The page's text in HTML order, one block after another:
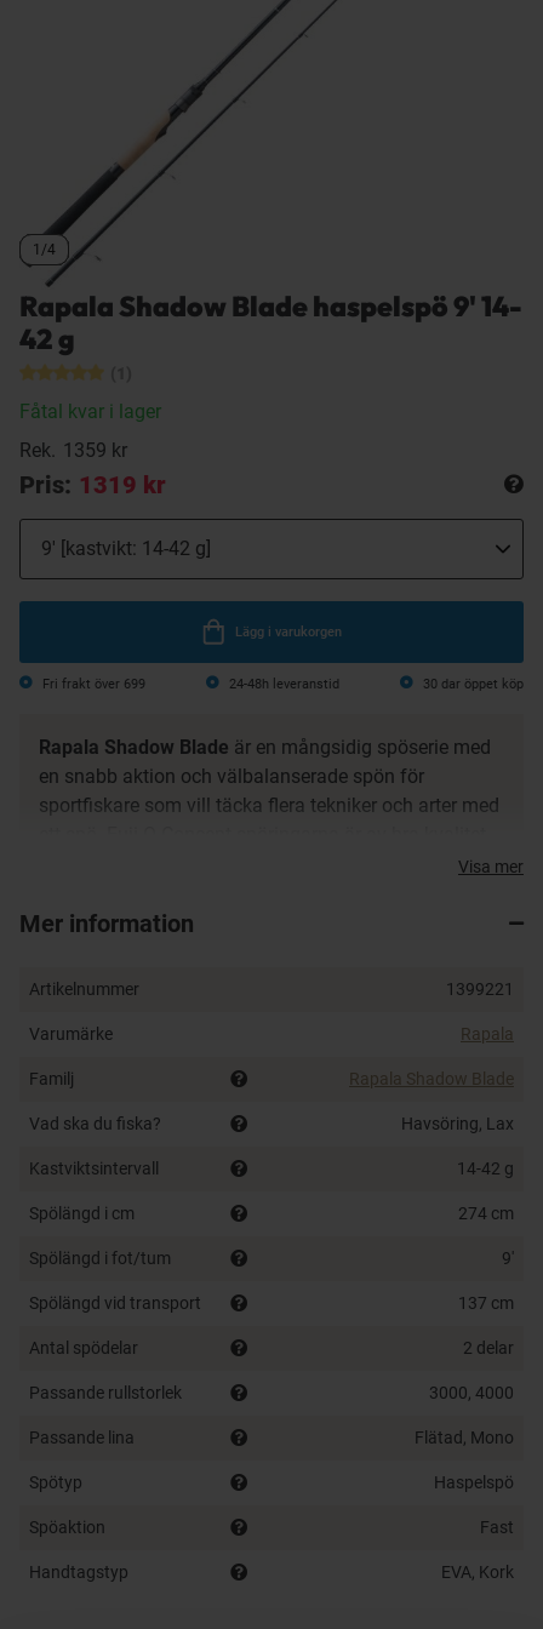
1/4
1/4
1/4
1/4
Rapala Shadow Blade haspelspö 9' 14-
42 g
Fåtal kvar i lager
Rek. 1359 kr
Pris: 1319 kr
Lägg i varukorgen
Fri frakt över 699 24-48h leveranstid 30 dar öppet köp
Rapala Shadow Blade är en mångsidig spöserie med
en snabb aktion och välbalanserade spön för
sportfiskare som vill täcka flera tekniker och arter med
och ger längre kast. Rullfästet i aluminium överför
känner exakt vad som händer långt därute. Shadow
känsla utan att du behöver tömma bankkontot.
Spinning Series
Klinga: High Modul Carbon
Aktion: Snabb
Rullfäste: Fuji VSS
Aluminium Blank Connector
Original Rapala design
Levereras med spöfodral
Visa mer
Mer information
Artikelnummer 1399221
Varumärke Rapala
Familj Rapala Shadow Blade
Vad ska du fiska? Havsöring, Lax
Kastviktsintervall 14-42 g
Spölängd i cm 274 cm
Spölängd i fot/tum 9'
Spölängd vid transport 137 cm
Antal spödelar 2 delar
Passande rullstorlek 3000, 4000
Passande lina Flätad, Mono
Spötyp Haspelspö
Spöaktion Fast
Handtagstyp EVA, Kork